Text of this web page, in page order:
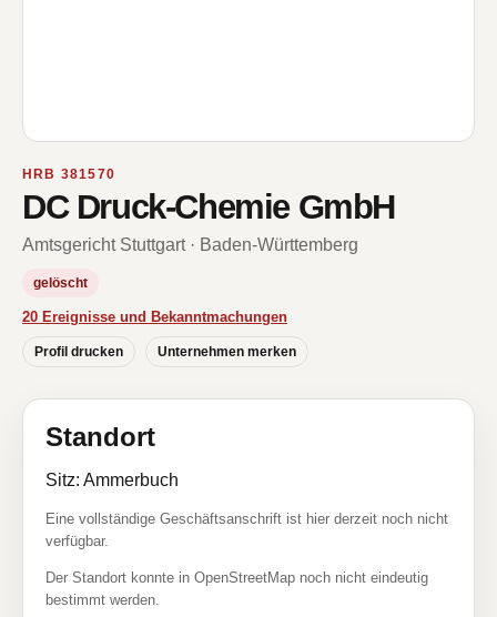
HRB 381570
DC Druck-Chemie GmbH
Amtsgericht Stuttgart · Baden-Württemberg
gelöscht
20 Ereignisse und Bekanntmachungen
Profil drucken Unternehmen merken
Standort
Sitz: Ammerbuch
Eine vollständige Geschäftsanschrift ist hier derzeit noch nicht
verfügbar.
Der Standort konnte in OpenStreetMap noch nicht eindeutig
bestimmt werden.